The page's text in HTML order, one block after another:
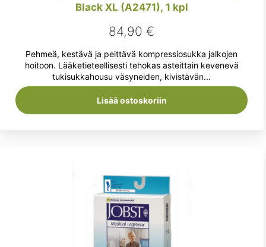
Black XL (A2471), 1 kpl
84,90€
Pehmeä, kestävä ja peittävä kompressiosukka jalkojen
hoitoon. Lääketieteellisesti tehokas asteittain kevenevä
tukisukkahousu väsyneiden, kivistävän...
Lisää ostoskoriin